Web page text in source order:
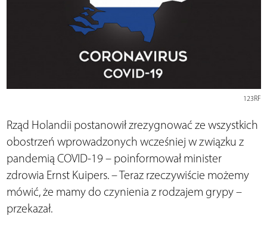
123RF
Rząd Holandii postanowił zrezygnować ze wszystkich
obostrzeń wprowadzonych wcześniej w związku z
pandemią COVID-19 – poinformował minister
zdrowia Ernst Kuipers. – Teraz rzeczywiście możemy
mówić, że mamy do czynienia z rodzajem grypy –
przekazał.